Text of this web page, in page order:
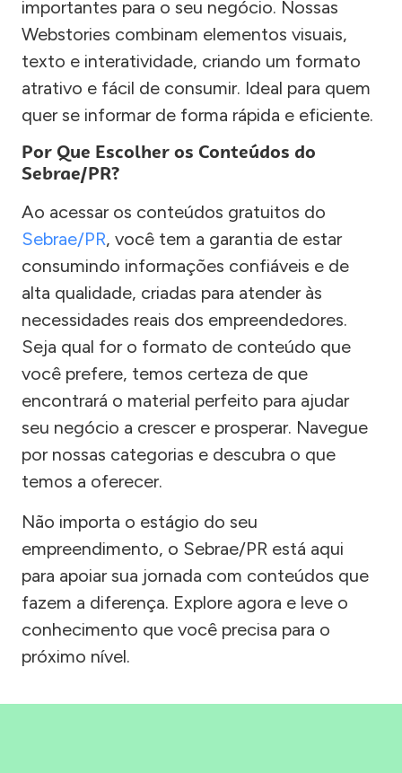
importantes para o seu negócio. Nossas
Webstories combinam elementos visuais,
texto e interatividade, criando um formato
atrativo e fácil de consumir. Ideal para quem
quer se informar de forma rápida e eficiente.
Por Que Escolher os Conteúdos do
Sebrae/PR?
Ao acessar os conteúdos gratuitos do
Sebrae/PR, você tem a garantia de estar
consumindo informações confiáveis e de
alta qualidade, criadas para atender às
necessidades reais dos empreendedores.
Seja qual for o formato de conteúdo que
você prefere, temos certeza de que
encontrará o material perfeito para ajudar
seu negócio a crescer e prosperar. Navegue
por nossas categorias e descubra o que
temos a oferecer.
Não importa o estágio do seu
empreendimento, o Sebrae/PR está aqui
para apoiar sua jornada com conteúdos que
fazem a diferença. Explore agora e leve o
conhecimento que você precisa para o
próximo nível.